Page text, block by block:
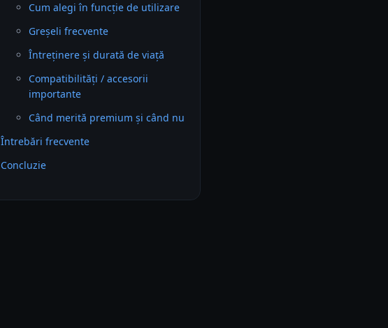
Cum alegi în funcție de utilizare
Greșeli frecvente
Întreținere și durată de viață
Compatibilități / accesorii
importante
Când merită premium și când nu
Întrebări frecvente
Concluzie